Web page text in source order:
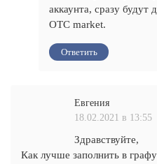
аккаунта, сразу будут
OTC market.
Ответить
Евгения
18.02.2021 в 13:55
Здравствуйте,
Как лучше заполнить в